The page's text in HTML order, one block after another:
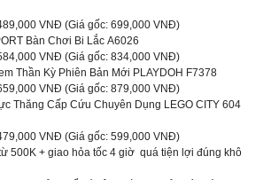
VNĐ (Giá gốc: 699,000 VNĐ)
Bàn Chơi Bi Lắc A6026
VNĐ (Giá gốc: 834,000 VNĐ)
Thần Kỳ Phiên Bản Mới PLAYDOH F7378
VNĐ (Giá gốc: 879,000 VNĐ)
Thăng Cấp Cứu Chuyên Dụng LEGO CITY 604
VNĐ (Giá gốc: 599,000 VNĐ)
500K + giao hỏa tốc 4 giờ quá tiện lợi đúng khô